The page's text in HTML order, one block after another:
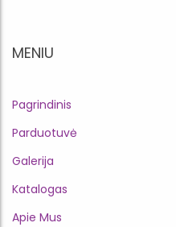
MENIU
Pagrindinis
Parduotuvė
Galerija
Katalogas
Apie Mus